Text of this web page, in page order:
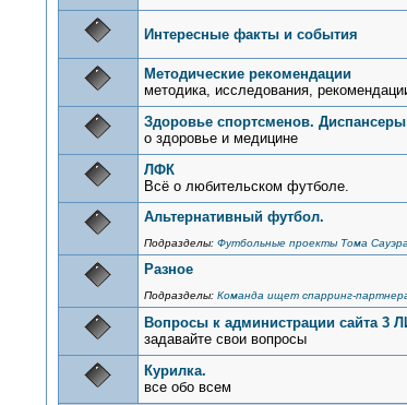
Интересные факты и события
Методические рекомендации
методика, исследования,
Здоровье спортсменов.
о здоровье и медицине
ЛФК
Всё о любительском футболе.
Альтернативный футбол.
Подразделы: Футбольные проекты Тома Сауэра
Разное
Подразделы: Команда ищет спарринг-
Вопросы к администрации сайта 3
задавайте свои вопросы
Курилка.
все обо всем